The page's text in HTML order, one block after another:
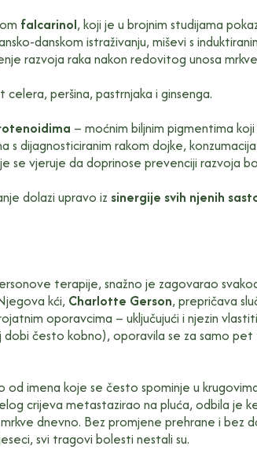
falcarinol, koji je u brojnim studijama
danskom istraživanju, miševi s
razvoja raka nakon redovitog unosa
celera, peršina, pastrnjaka i ginsenga.
– moćnim biljnim pigmentima
s dijagnosticiranim rakom dojke,
se vjeruje da doprinose prevenciji razvoja
dolazi upravo iz sinergije svih njenih
terapije, snažno je zagovarao
kći, Charlotte Gerson, prepričava
oporavcima – uključujući i njezin
često kobno), oporavila se za samo
od imena koje se često spominje u
crijeva metastazirao na pluća, odbila je
dnevno. Bez promjene prehrane i bez
svi tragovi bolesti nestali su.